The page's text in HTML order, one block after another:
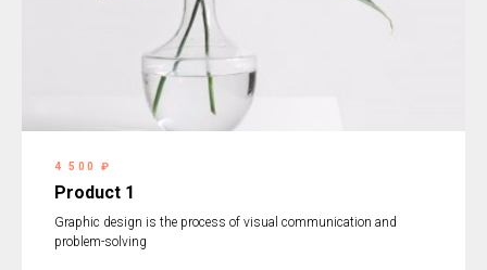
4 500 ₽
Product 1
Graphic design is the process of visual communication and
problem-solving